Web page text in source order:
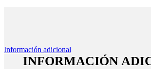
Información adicional
INFORMACIÓN